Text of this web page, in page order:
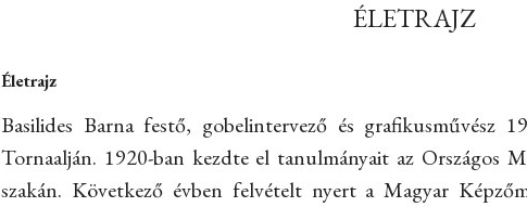
ÉLETRAJZ
Életrajz
Basilides Barna festő, gobelintervező és grafikusművész
Tornaalján. 1920-ban kezdte el tanulmányait az Országos
szakán. Következő évben felvételt nyert a Magyar